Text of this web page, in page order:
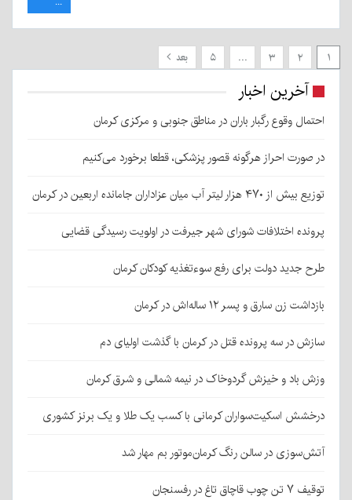
۱ ۲ ۳ … ۵ بعد
آخرین اخبار
احتمال وقوع رگبار باران در مناطق جنوبی و مرکزی کرمان
در صورت احراز هرگونه قصور پزشکی، قطعا برخورد می‌کنیم
توزیع بیش از ۴۷۰ هزار لیتر آب میان عزاداران جامانده اربعین در کرمان
پرونده اختلافات شورای شهر جیرفت در اولویت رسیدگی قضایی
طرح جدید دولت برای رفع سوءتغذیه کودکان کرمان
بازداشت زن سارق و پسر ۱۲ ساله‌اش در کرمان
سازش در سه پرونده قتل در کرمان با گذشت اولیای دم
وزش باد و خیزش گردوخاک در نیمه شمالی و شرق کرمان
درخشش اسکیت‌سواران کرمانی با کسب یک طلا و یک برنز کشوری
آتش‌سوزی در سالن رنگ کرمان‌موتور بم مهار شد
توقیف ۷ تن چوب قاچاق تاغ در رفسنجان